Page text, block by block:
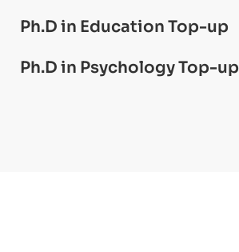
Ph.D in Education Top-up
Ph.D in Psychology Top-up